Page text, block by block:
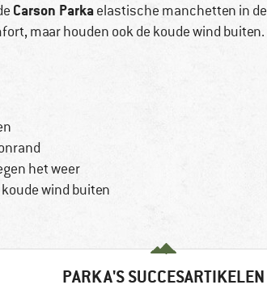
Carson Parkaelastische manchetten in de
maar houden ook de koude wind buiten.
het weer
wind buiten
PARKA'S SUCCESARTIKELEN